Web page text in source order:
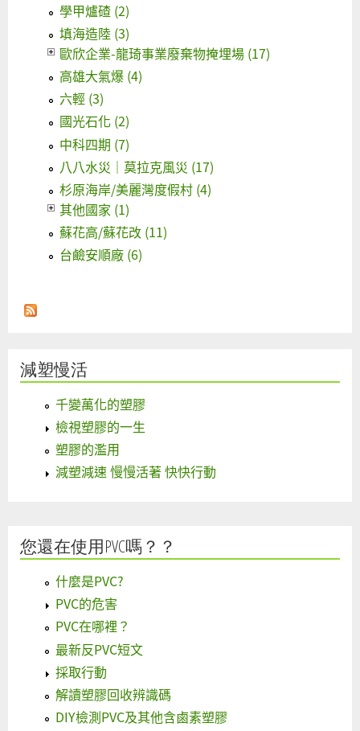
學甲爐碴 (2)
填海造陸 (3)
歐欣企業-龍琦事業廢棄物掩埋場 (17)
高雄大氣爆 (4)
六輕 (3)
國光石化 (2)
中科四期 (7)
八八水災｜莫拉克風災 (17)
杉原海岸/美麗灣度假村 (4)
其他國家 (1)
蘇花高/蘇花改 (11)
台鹼安順廠 (6)
減塑慢活
千變萬化的塑膠
檢視塑膠的一生
塑膠的濫用
減塑減速 慢慢活著 快快行動
您還在使用PVC嗎？？
什麼是PVC?
PVC的危害
PVC在哪裡？
最新反PVC短文
採取行動
解讀塑膠回收辨識碼
DIY檢測PVC及其他含鹵素塑膠